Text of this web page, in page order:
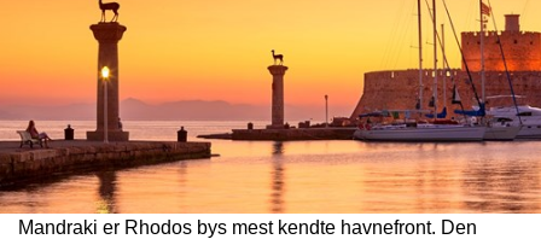
Mandraki er Rhodos bys mest kendte havnefront. Den